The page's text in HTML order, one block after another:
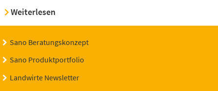
Weiterlesen
Sano Beratungskonzept
Sano Produktportfolio
Landwirte Newsletter